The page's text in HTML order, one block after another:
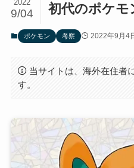
初代のポケモ
2022
9/04
ポケモン 考察 2022年9月4
当サイトは、海外在住者
す。